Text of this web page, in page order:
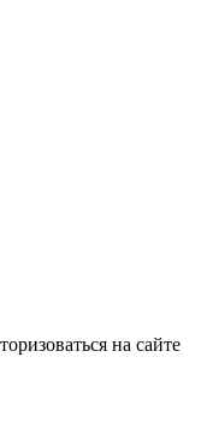
на сайте